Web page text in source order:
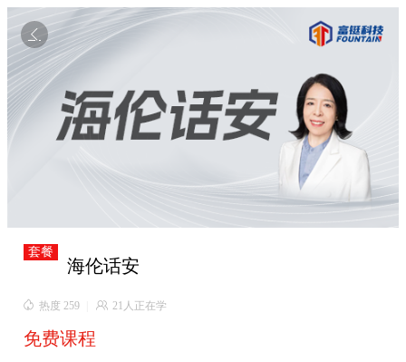

套餐
海伦话安
 热度 259  21人正在学
免费课程